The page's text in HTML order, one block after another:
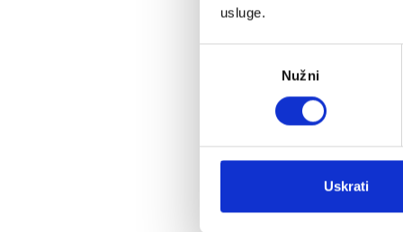
usluge.
Nužni
Uskrati